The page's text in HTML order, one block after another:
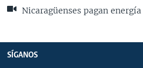
Nicaragüenses pagan
SÍGANOS